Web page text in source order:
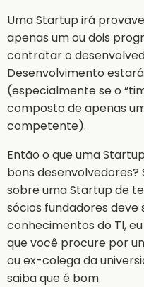
Uma Startup irá
apenas um ou dois
contratar o
Desenvolvimento
(especialmente se o
composto de apenas
competente).
Então o que uma
bons desenvolvedores?
sobre uma Startup de
sócios fundadores
conhecimentos do TI,
que você procure por
ou ex-colega da
saiba que é bom.